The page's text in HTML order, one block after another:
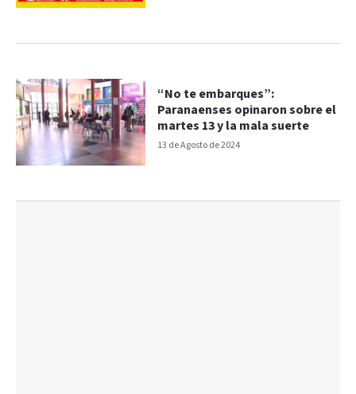
13 de Agosto de 2024
“No te embarques”:
Paranaenses opinaron sobre el
martes 13 y la mala suerte